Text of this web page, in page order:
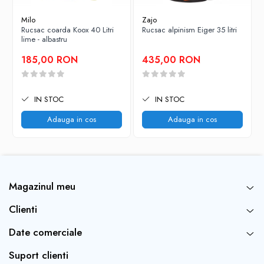
Milo
Rucsac coarda Koox 40 Litri
lime - albastru
185,00 RON
IN STOC
Adauga in cos
Zajo
Rucsac alpinism Eiger 35 litri
435,00 RON
IN STOC
Adauga in cos
Magazinul meu
Clienti
Date comerciale
Suport clienti